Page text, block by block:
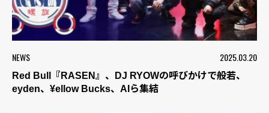
NEWS 2025.03.20
Red Bull『RASEN』、DJ RYOWの呼びかけで般若、
eyden、¥ellow Bucks、AIら集結